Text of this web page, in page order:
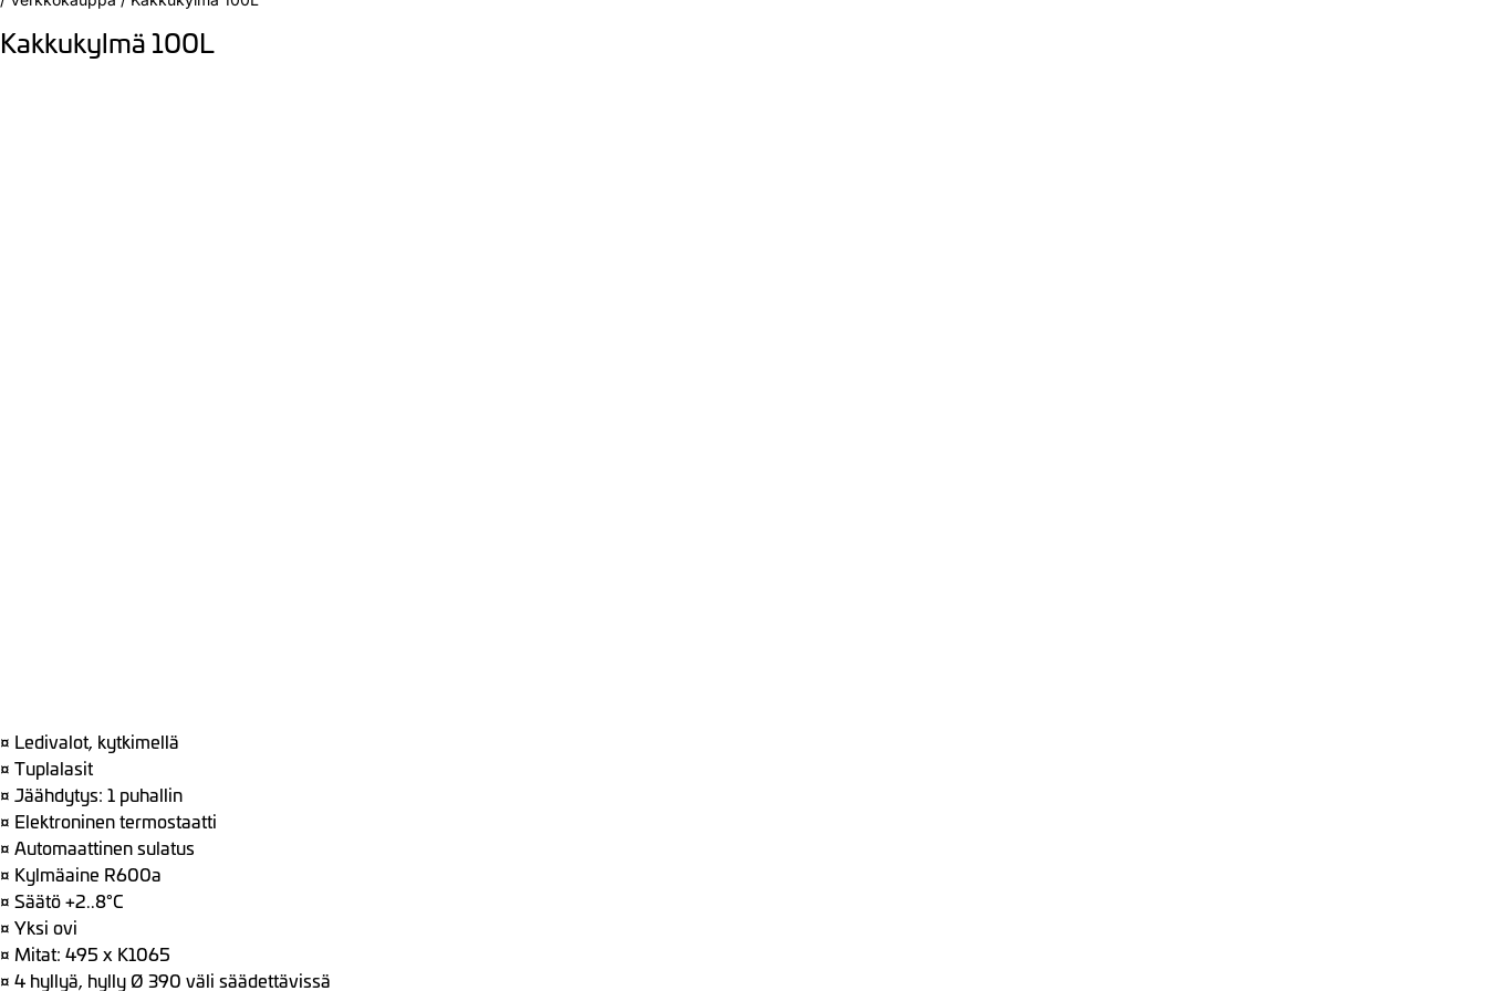
Kakkukylmä 100L
¤ Ledivalot, kytkimellä
¤ Tuplalasit
¤ Jäähdytys: 1 puhallin
¤ Elektroninen termostaatti
¤ Automaattinen sulatus
¤ Kylmäaine R600a
¤ Säätö +2..8°C
¤ Yksi ovi
¤ Mitat: 495 x K1065
¤ 4 hyllyä, hylly Ø 390 väli säädettävissä